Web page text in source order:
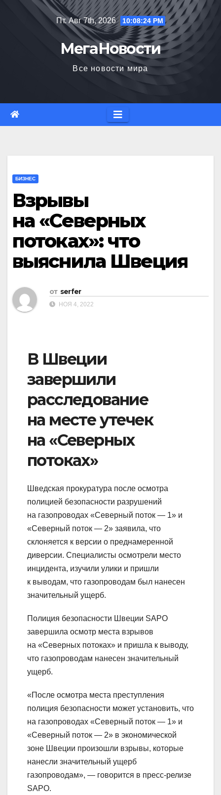
Пт. Авг 7th, 2026 10:08:25 PM
МегаНовости
Все новости мира
БИЗНЕС
Взрывы
на «Северных
потоках»: что
выяснила Швеция
от serfer
НОЯ 4, 2022
В Швеции
завершили
расследование
на месте утечек
на «Северных
потоках»
Шведская прокуратура после осмотра
полицией безопасности разрушений
на газопроводах «Северный поток — 1» и
«Северный поток — 2» заявила, что
склоняется к версии о преднамеренной
диверсии. Специалисты осмотрели место
инцидента, изучили улики и пришли
к выводам, что газопроводам был нанесен
значительный ущерб.
Полиция безопасности Швеции SAPO
завершила осмотр места взрывов
на «Северных потоках» и пришла к выводу,
что газопроводам нанесен значительный
ущерб.
«После осмотра места преступления
полиция безопасности может установить, что
на газопроводах «Северный поток — 1» и
«Северный поток — 2» в экономической
зоне Швеции произошли взрывы, которые
нанесли значительный ущерб
газопроводам», — говорится в пресс-релизе
SAPO.